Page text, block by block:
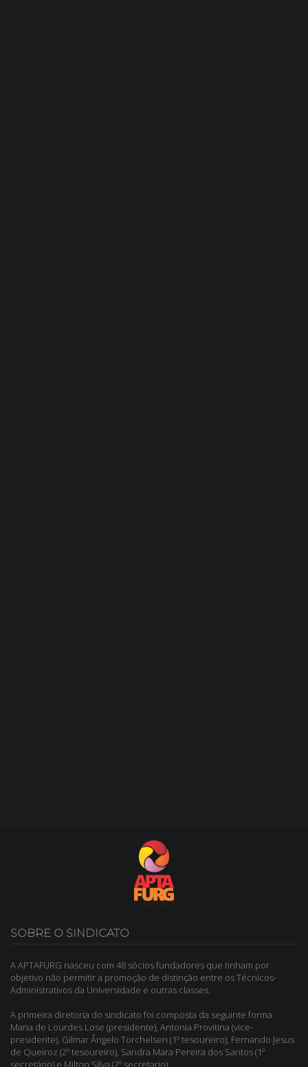
SOBRE O SINDICATO
A APTAFURG nasceu com 48 sócios fundadores que tinham por
objetivo não permitir a promoção de distinção entre os Técnicos-
Administrativos da Universidade e outras classes.
A primeira diretoria do sindicato foi composta da seguinte forma:
Maria de Lourdes Lose (presidente), Antonia Provitina (vice-
presidente), Gilmar Ângelo Torchelsen (1º tesoureiro), Fernando Jesus
de Queiroz (2º tesoureiro), Sandra Mara Pereira dos Santos (1º
secretário) e Milton Silva (2º secretario).